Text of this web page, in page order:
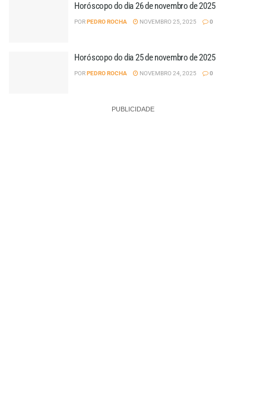
Horóscopo do dia 26 de novembro de 2025
PORPEDRO ROCHA NOVEMBRO 25, 2025 0
Horóscopo do dia 25 de novembro de 2025
PORPEDRO ROCHA NOVEMBRO 24, 2025 0
PUBLICIDADE